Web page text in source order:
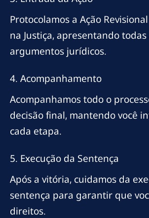
Protocolamos a Ação
na Justiça, apresentando todas
argumentos jurídicos.
4. Acompanhamento
Acompanhamos todo o
decisão final, mantendo você
cada etapa.
5. Execução da Sentença
Após a vitória, cuidamos da
sentença para garantir que
direitos.